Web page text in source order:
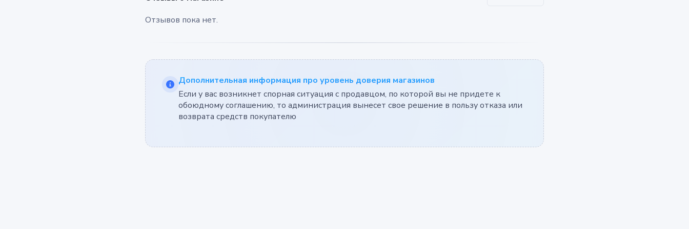
Отзывов пока нет.
Дополнительная информация про уровень доверия магазинов
Если у вас возникнет спорная ситуация с продавцом, по которой вы не придете к
обоюдному соглашению, то администрация вынесет свое решение в пользу отказа или
возврата средств покупателю